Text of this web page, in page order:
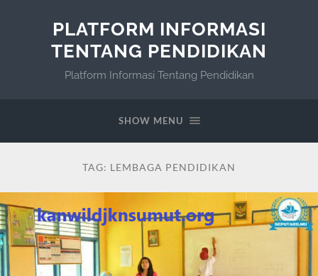
PLATFORM INFORMASI
TENTANG PENDIDIKAN
Platform Informasi Tentang Pendidikan
SHOW MENU
TAG: LEMBAGA PENDIDIKAN